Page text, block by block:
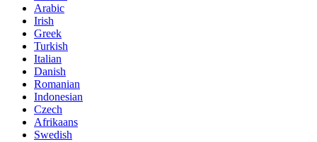
Arabic
Irish
Greek
Turkish
Italian
Danish
Romanian
Indonesian
Czech
Afrikaans
Swedish